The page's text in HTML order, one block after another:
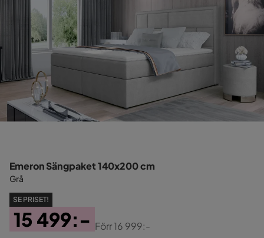
Emeron Sängpaket 140x200 cm
Grå
SE PRISET!
15 499:- Förr16 999:-